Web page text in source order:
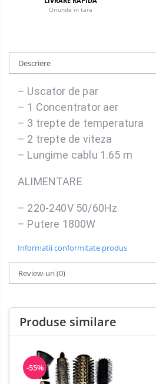
Oriunde in tara
Descriere
– Uscator de par
– 1 Concentrator aer
– 3 trepte de temperatura
– 2 trepte de viteza
– Lungime cablu 1.65 m
ALIMENTARE
– 220-240V 50/60Hz
– Putere 1800W
Informatii conformitate produs
Review-uri(0)
Produse similare
-55%